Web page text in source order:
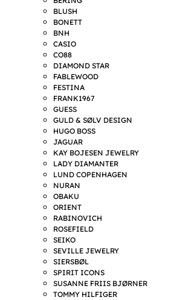
BLUSH
BONETT
BNH
CASIO
CO88
DIAMOND STAR
FABLEWOOD
FESTINA
FRANK1967
GUESS
GULD & SØLV DESIGN
HUGO BOSS
JAGUAR
KAY BOJESEN JEWELRY
LADY DIAMANTER
LUND COPENHAGEN
NURAN
OBAKU
ORIENT
RABINOVICH
ROSEFIELD
SEIKO
SEVILLE JEWELRY
SIERSBØL
SPIRIT ICONS
SUSANNE FRIIS BJØRNER
TOMMY HILFIGER